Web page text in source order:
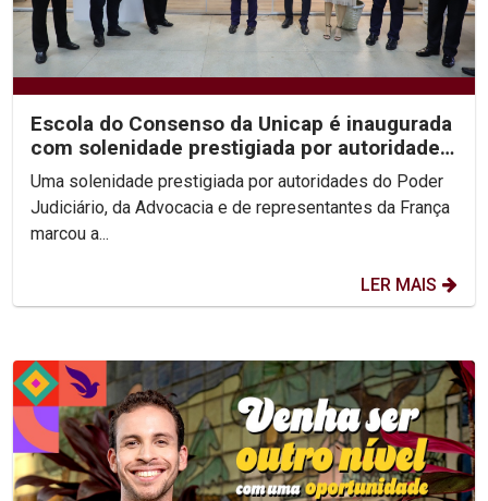
Escola do Consenso da Unicap é inaugurada
com solenidade prestigiada por autoridades
do...
Uma solenidade prestigiada por autoridades do Poder
Judiciário, da Advocacia e de representantes da França
marcou a...
LER MAIS